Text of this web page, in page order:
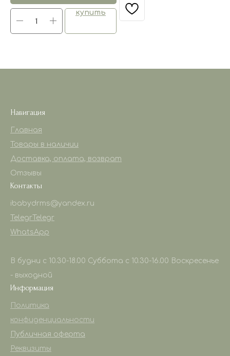
купить
Навигация
Главная
Товары в наличии
Доставка, оплата, возврат
Отзывы
Контакты
ibabydrms@yandex.ru
Telegr Telegr
WhatsApp
В будни с 10.30-18.00 Суббота с 10.30-16.00 Воскресенье
- выходной
Информация
Политика
конфиденциальности
Публичная оферта
Реквизиты